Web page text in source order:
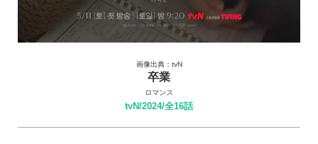
画像出典：tvN
卒業
ロマンス
tvN/2024/全16話